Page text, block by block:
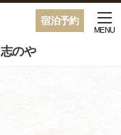
宿泊予約
のや
MENU